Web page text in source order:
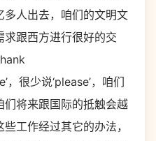
多人出去，咱们的文明文
跟西方进行很好的交
，很少说‘please’，咱们
们将来跟国际的抵触会越
工作经过其它的办法，